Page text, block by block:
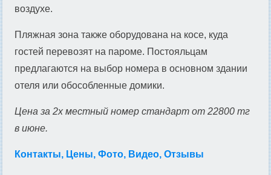
воздухе.
Пляжная зона также оборудована на косе, куда
гостей перевозят на пароме. Постояльцам
предлагаются на выбор номера в основном здании
отеля или обособленные домики.
Цена за 2х местный номер стандарт от 22800 тг
в июне.
Контакты, Цены, Фото, Видео, Отзывы